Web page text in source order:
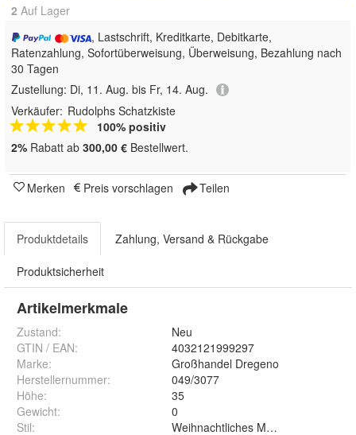
2 Auf Lager
, Lastschrift, Kreditkarte, Debitkarte,
Ratenzahlung, Sofortüberweisung, Überweisung, Bezahlung nach
30 Tagen
Zustellung: Di, 11. Aug. bis Fr, 14. Aug.
Verkäufer: Rudolphs Schatzkiste
100% positiv
2% Rabatt ab 300,00 € Bestellwert.
Merken Preis vorschlagen Teilen
Produktdetails Zahlung, Versand & Rückgabe
Produktsicherheit
Artikelmerkmale
Zustand:
Neu
GTIN / EAN:
4032121999297
Marke:
Großhandel Dregeno
Herstellernummer:
049/3077
Höhe:
35
Gewicht:
0
Stil:
Weihnachtliches Motiv